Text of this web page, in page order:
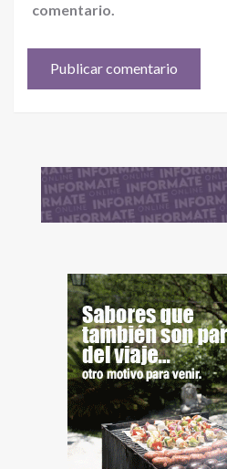
comentario.